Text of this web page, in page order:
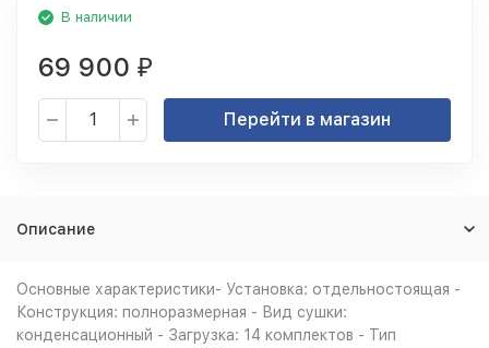
В наличии
69 900 ₽
Перейти в магазин
Описание
Основные характеристики- Установка: отдельностоящая -
Конструкция: полноразмерная - Вид сушки:
конденсационный - Загрузка: 14 комплектов - Тип